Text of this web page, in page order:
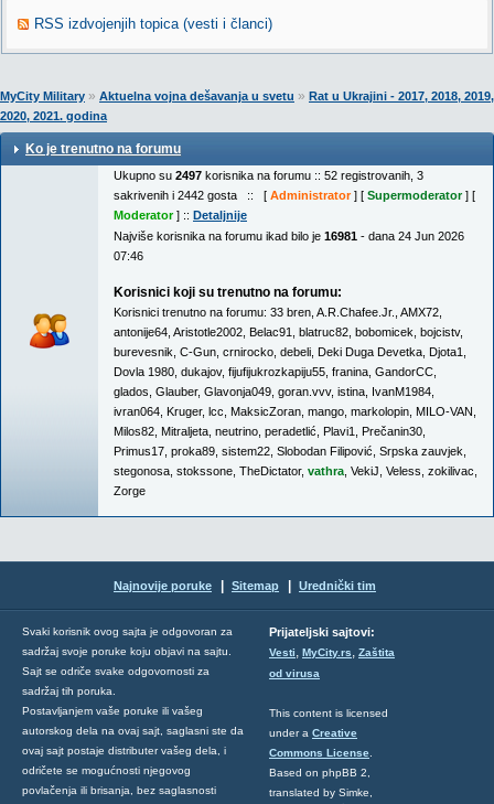
RSS izdvojenjih topica (vesti i članci)
MyCity Military » Aktuelna vojna dešavanja u svetu » Rat u Ukrajini - 2017, 2018, 2019,
2020, 2021. godina
Ko je trenutno na forumu
Ukupno su 2497 korisnika na forumu :: 52 registrovanih, 3
sakrivenih i 2442 gosta :: [ Administrator] [ Supermoderator] [
Moderator] :: Detaljnije
Najviše korisnika na forumu ikad bilo je 16981 - dana 24 Jun 2026
07:46
Korisnici koji su trenutno na forumu:
Korisnici trenutno na forumu: 33 bren A.R.Chafee.Jr. AMX72
antonije64 Aristotle2002 Belac91 blatruc82 bobomicek bojcistv,
burevesnik C-Gun crnirocko debeli Deki Duga Devetka Djota1
Dovla 1980 dukajov, fijufijukrozkapiju55 franina GandorCC
glados Glauber, Glavonja049 goran.vvv, istina IvanM1984
ivran064 Kruger, lcc MaksicZoran mango markolopin MILO-VAN
Milos82 Mitraljeta neutrino peradetlić Plavi1 Prečanin30
Primus17 proka89 sistem22 Slobodan Filipović Srpska zauvjek
stegonosa stokssone TheDictator, vathra VekiJ Veless zokilivac
Zorge
Najnovije poruke Sitemap Urednički tim
Svaki korisnik ovog sajta je odgovoran za
sadržaj svoje poruke koju objavi na sajtu.
Sajt se odriče svake odgovornosti za
sadržaj tih poruka.
Postavljanjem vaše poruke ili vašeg
autorskog dela na ovaj sajt, saglasni ste da
ovaj sajt postaje distributer vašeg dela, i
odričete se mogućnosti njegovog
povlačenja ili brisanja, bez saglasnosti
Prijateljski sajtovi:
Vesti, MyCity.rs, Zaštita
od virusa
This content is licensed
under a Creative
Commons License
Based on phpBB 2,
translated by Simke,